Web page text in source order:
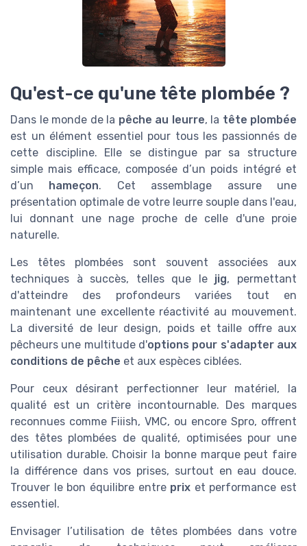
Qu'est-ce qu'une tête plombée ?
Dans le monde de la pêche au leurre, la tête plombée
est un élément essentiel pour tous les passionnés de
cette discipline. Elle se distingue par sa structure
simple mais efficace, composée d’un poids intégré et
d’un
hameçon. Cet assemblage assure une
présentation optimale de votre leurre souple dans l'eau,
lui donnant une nage proche de celle d'une proie
naturelle.
Les têtes plombées sont souvent associées aux
techniques à succès, telles que le jig, permettant
d'atteindre des profondeurs variées tout en
maintenant une excellente réactivité au mouvement.
La diversité de leur design, poids et taille offre aux
pêcheurs une multitude d'options pour s'adapter aux
conditions de pêche et aux espèces ciblées.
Pour ceux désirant perfectionner leur matériel, la
qualité est un critère incontournable. Des marques
reconnues comme Fiiish, VMC, ou encore Spro, offrent
des têtes plombées de qualité, optimisées pour une
utilisation durable. Choisir la bonne marque peut faire
la différence dans vos prises, surtout en eau douce.
Trouver le bon équilibre entre prix et performance est
essentiel.
Envisager l’utilisation de têtes plombées dans votre